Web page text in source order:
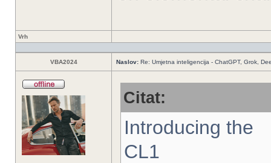
Vrh
VBA2024 Naslov: Re: Umjetna inteligencija - ChatGPT, Grok,
Citat:
Introducing the
CL1